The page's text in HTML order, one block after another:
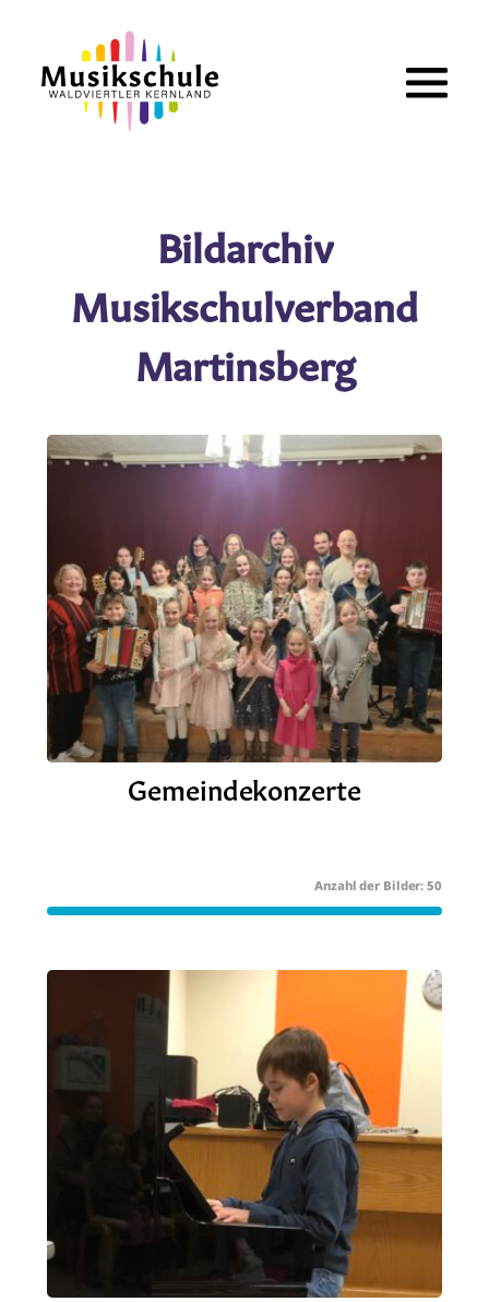
springen
Bildarchiv
Musikschulverband
Martinsberg
50
Gemeindekonzerte